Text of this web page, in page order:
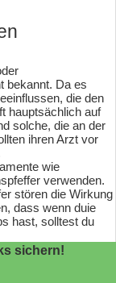
bekannt. Da es
die den
hauptsächlich auf
solche, die an der
ihren Arzt vor
wie
verwenden.
stören die Wirkung
dass wenn duie
hast, solltest du
sichern!